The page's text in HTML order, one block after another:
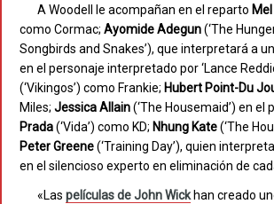
A Woodell le acompañan en el reparto
como Cormac; AyomideAdegun(‘The
Songbirds and Snakes’), que interpretará a
en el personaje interpretado por ‘Lance
(‘Vikingos’) como Frankie; Hubert Point-Du
Miles; Jessica Allain(‘The Housemaid’) en el
Prada(‘Vida’) como KD; Nhung Kate(‘The
PeterGreene(‘Training Day’), quien
en el silencioso experto en eliminación de
«Las películas de John Wickhan creado